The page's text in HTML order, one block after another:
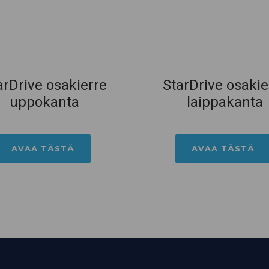
osakierre
uppokanta
AVAA TÄSTÄ
StarDrive
laippakanta
AVAA TÄSTÄ